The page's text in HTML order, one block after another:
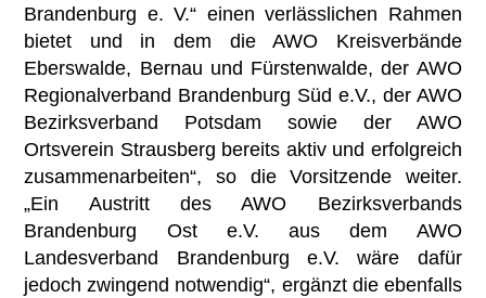
Brandenburg e. V.“ einen verlässlichen Rahmen
bietet und in dem die AWO Kreisverbände
Eberswalde, Bernau und Fürstenwalde, der AWO
Regionalverband Brandenburg Süd e.V., der AWO
Bezirksverband Potsdam sowie der AWO
Ortsverein Strausberg bereits aktiv und erfolgreich
zusammenarbeiten“, so die Vorsitzende weiter.
„Ein Austritt des AWO Bezirksverbands
Brandenburg Ost e.V. aus dem AWO
Landesverband Brandenburg e.V. wäre dafür
jedoch zwingend notwendig“, ergänzt die ebenfalls